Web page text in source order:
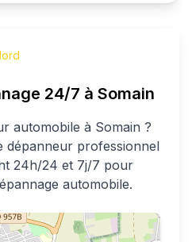
24/7 à Somain
automobile à Somain ?
dépanneur professionnel
24h/24 et 7j/7 pour
automobile.